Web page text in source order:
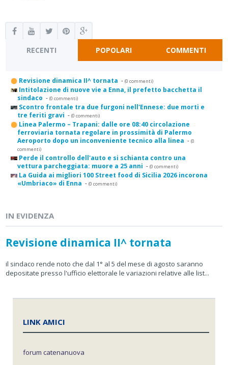
RECENTI POPOLARI COMMENTI
Revisione dinamica II^ tornata - (0 commenti)
Intitolazione di nuove vie a Enna, il prefetto bacchetta il
sindaco - (0 commenti)
Scontro frontale tra due furgoni nell'Ennese: due morti e
tre feriti gravi - (0 commenti)
Linea Palermo – Trapani: dalle ore 08:40 circolazione
ferroviaria tornata regolare in prossimità di Palermo
Aeroporto dopo un inconveniente tecnico alla linea - (0
commenti)
Perde il controllo dell'auto e si schianta contro una
vettura parcheggiata: muore a 25 anni - (0 commenti)
La Guida ai migliori 100 Street food di Sicilia 2026 incorona
«Umbriaco» di Enna - (0 commenti)
IN EVIDENZA
Revisione dinamica II^ tornata
il sindaco rende noto che dal 1° al 5 del mese di agosto saranno
depositate presso l'ufficio elettorale le variazioni relative alle list...
LINK AMICI
forum catenanuova